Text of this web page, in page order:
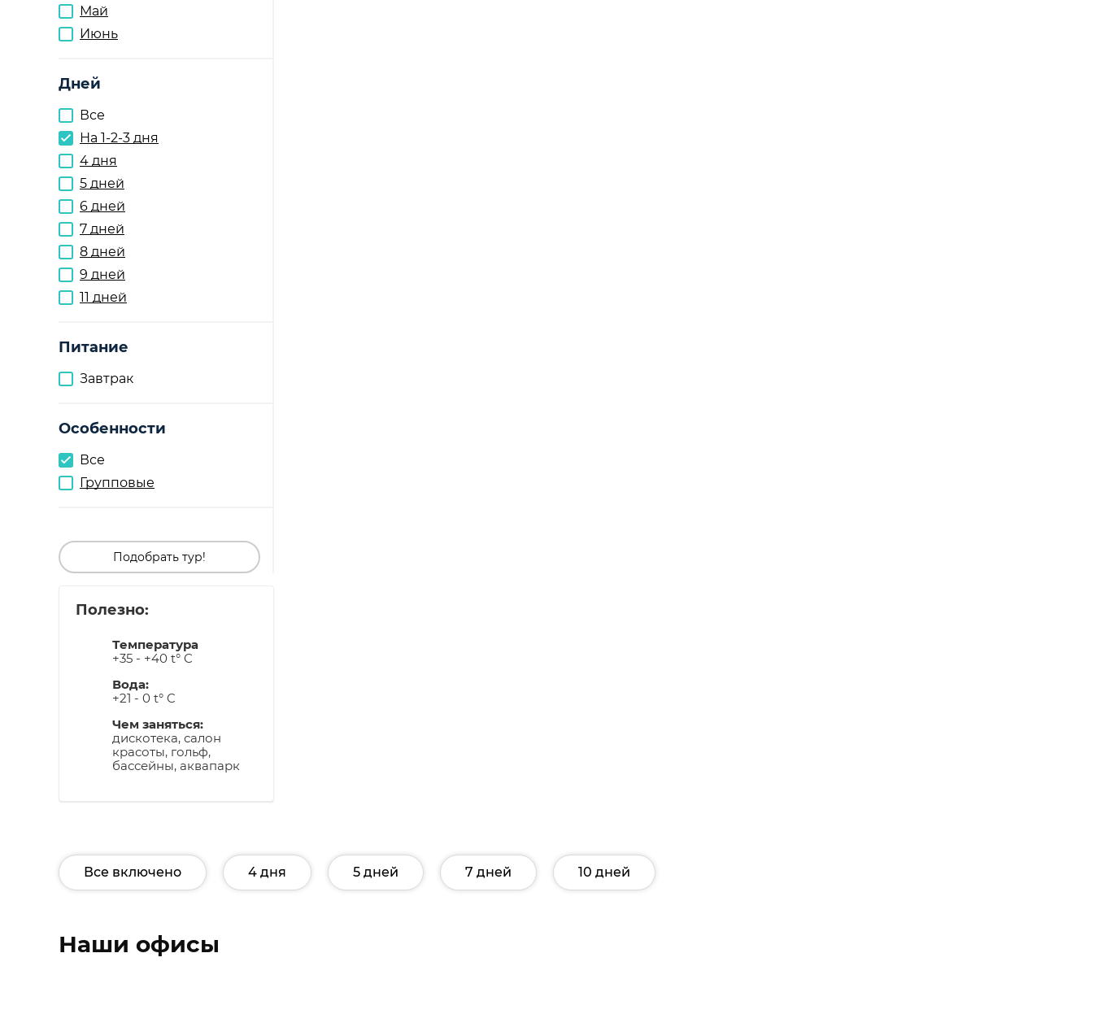
Май
Июнь
Дней
Все
На 1-2-3 дня
4 дня
5 дней
6 дней
7 дней
8 дней
9 дней
11 дней
Питание
Завтрак
Особенности
Все
Групповые
Подобрать тур!
Полезно:
Температура
+35 - +40 t° C
Вода:
+21 - 0 t° C
Чем заняться:
дискотека, салон
красоты, гольф,
бассейны, аквапарк
Все включено 4 дня 5 дней 7 дней 10 дней
Наши офисы